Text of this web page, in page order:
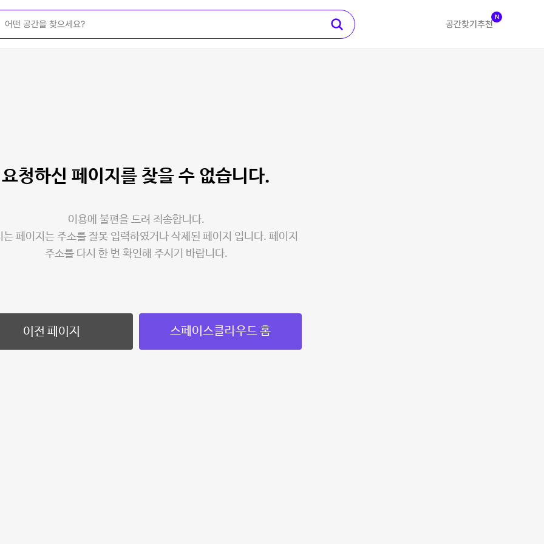
공간찾기 추천
N
요청하신 페이지를 찾을 수 없습니다.
이용에 불편을 드려 죄송합니다.
는 페이지는 주소를 잘못 입력하였거나 삭제된 페이지 입니다. 페이지
주소를 다시 한 번 확인해 주시기 바랍니다.
이전 페이지 스페이스클라우드 홈